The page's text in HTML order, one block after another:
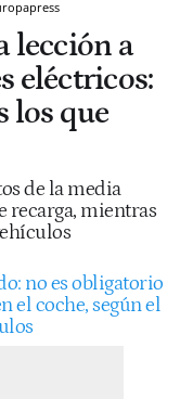
lección a
eléctricos:
los que
de la media
recarga, mientras
no es obligatorio
el coche, según el